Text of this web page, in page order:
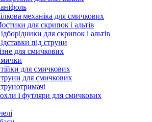
механіка для смичкових
для скрипок і альтів
для скрипок і альтів
під струни
для смичкових
для смичкових
для смичкових
і футляри для смичкових